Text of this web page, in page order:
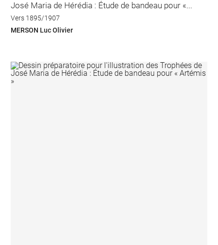
José Maria de Hérédia : Étude de bandeau pour «...
Vers 1895/1907
MERSON Luc Olivier